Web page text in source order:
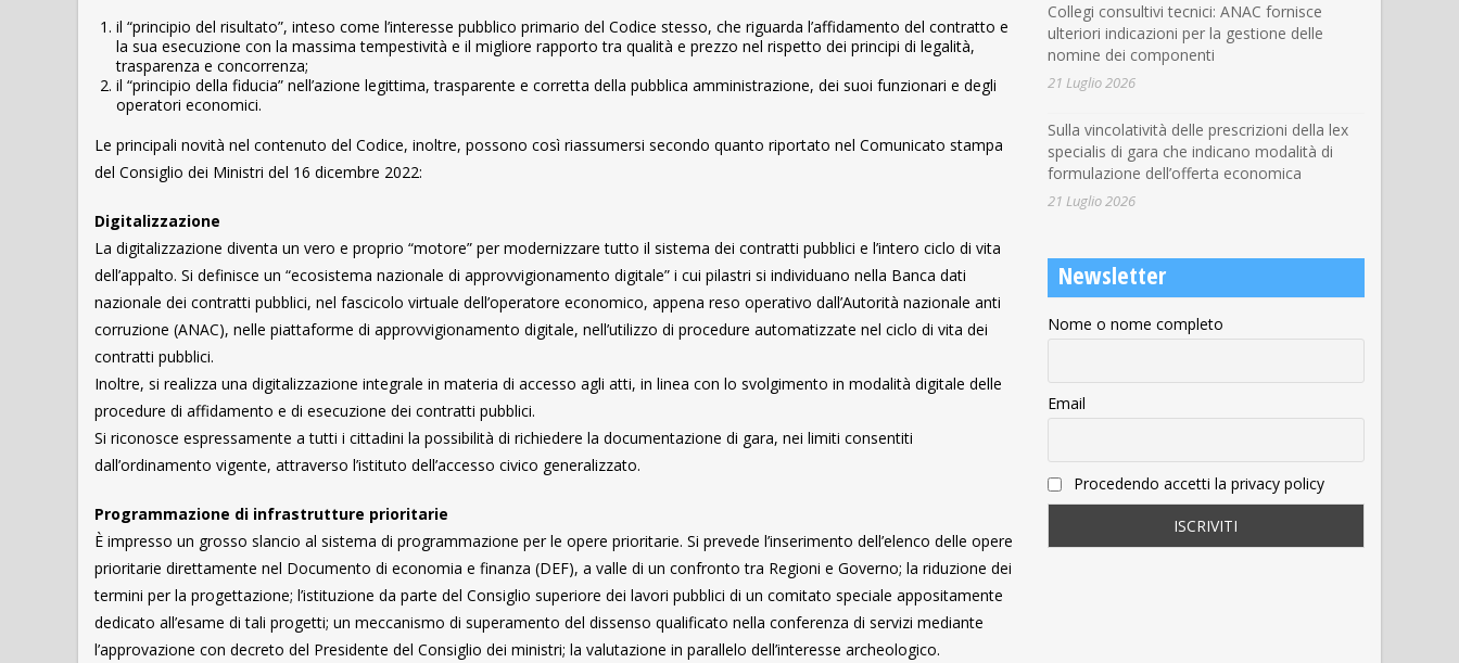
il “principio del risultato”, inteso come l’interesse pubblico primario del Codice stesso, che riguarda l’affidamento del contratto e
la sua esecuzione con la massima tempestività e il migliore rapporto tra qualità e prezzo nel rispetto dei principi di legalità,
trasparenza e concorrenza;
il “principio della fiducia” nell’azione legittima, trasparente e corretta della pubblica amministrazione, dei suoi funzionari e degli
operatori economici.
Le principali novità nel contenuto del Codice, inoltre, possono così riassumersi secondo quanto riportato nel Comunicato stampa
del Consiglio dei Ministri del 16 dicembre 2022:
Digitalizzazione
La digitalizzazione diventa un vero e proprio “motore” per modernizzare tutto il sistema dei contratti pubblici e l’intero ciclo di vita
dell’appalto. Si definisce un “ecosistema nazionale di approvvigionamento digitale” i cui pilastri si individuano nella Banca dati
nazionale dei contratti pubblici, nel fascicolo virtuale dell’operatore economico, appena reso operativo dall’Autorità nazionale anti
corruzione (ANAC), nelle piattaforme di approvvigionamento digitale, nell’utilizzo di procedure automatizzate nel ciclo di vita dei
contratti pubblici.
Inoltre, si realizza una digitalizzazione integrale in materia di accesso agli atti, in linea con lo svolgimento in modalità digitale delle
procedure di affidamento e di esecuzione dei contratti pubblici.
Si riconosce espressamente a tutti i cittadini la possibilità di richiedere la documentazione di gara, nei limiti consentiti
dall’ordinamento vigente, attraverso l’istituto dell’accesso civico generalizzato.
Programmazione di infrastrutture prioritarie
È impresso un grosso slancio al sistema di programmazione per le opere prioritarie. Si prevede l’inserimento dell’elenco delle opere
prioritarie direttamente nel Documento di economia e finanza (DEF), a valle di un confronto tra Regioni e Governo; la riduzione dei
termini per la progettazione; l’istituzione da parte del Consiglio superiore dei lavori pubblici di un comitato speciale appositamente
dedicato all’esame di tali progetti; un meccanismo di superamento del dissenso qualificato nella conferenza di servizi mediante
l’approvazione con decreto del Presidente del Consiglio dei ministri; la valutazione in parallelo dell’interesse archeologico.
Collegi consultivi tecnici: ANAC fornisce
ulteriori indicazioni per la gestione delle
nomine dei componenti
21 Luglio 2026
Sulla vincolatività delle prescrizioni della lex
specialis di gara che indicano modalità di
formulazione dell’offerta economica
21 Luglio 2026
Newsletter
Nome o nome completo
Email
Procedendo accetti la privacy policy